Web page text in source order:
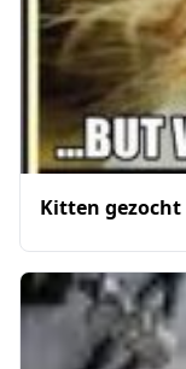
Kitten gezocht